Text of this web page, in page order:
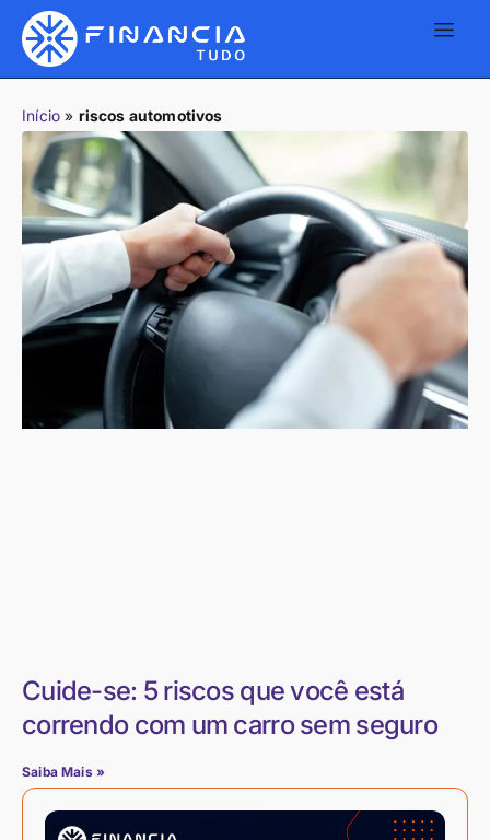
Início » riscos automotivos
Cuide-se: 5 riscos que você está
correndo com um carro sem seguro
Saiba Mais »